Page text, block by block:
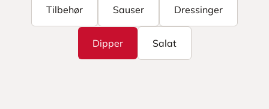
Tilbehør Sauser Dressinger
Dipper Salat